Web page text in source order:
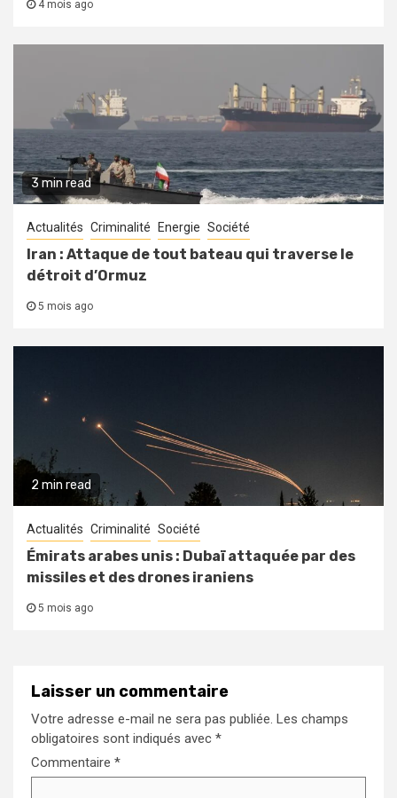
4 mois ago
3 min read
Actualités Criminalité Energie Société
Iran : Attaque de tout bateau qui traverse le
détroit d’Ormuz
5 mois ago
2 min read
Actualités Criminalité Société
Émirats arabes unis : Dubaï attaquée par des
missiles et des drones iraniens
5 mois ago
Laisser un commentaire
Votre adresse e-mail ne sera pas publiée. Les champs
obligatoires sont indiqués avec *
Commentaire *